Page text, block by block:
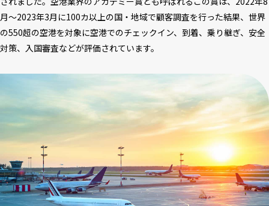
月～2023年3月に100カ以上の国・地域で顧客調査を行った結果、世界
の550超の空港を対象に空港でのチェックイン、到着、乗り継ぎ、安全
対策、入国審査などが評価されています。